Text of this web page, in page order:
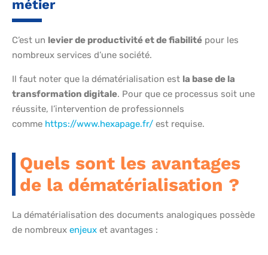
métier
C’est un levier de productivité et de fiabilité pour les
nombreux services d’une société.
Il faut noter que la dématérialisation est la base de la
transformation digitale. Pour que ce processus soit une
réussite, l’intervention de professionnels
comme https://www.hexapage.fr/ est requise.
Quels sont les avantages
de la dématérialisation ?
La dématérialisation des documents analogiques possède
de nombreux enjeux et avantages :